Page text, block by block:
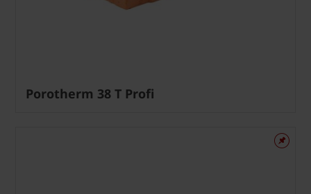
Porotherm 38 T Profi